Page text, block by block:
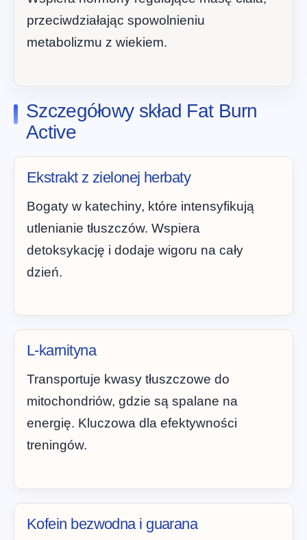
przeciwdziałając spowolnieniu
metabolizmu z wiekiem.
Szczegółowy skład Fat Burn
Active
Ekstrakt z zielonej herbaty
Bogaty w katechiny, które intensyfikują
utlenianie tłuszczów. Wspiera
detoksykację i dodaje wigoru na cały
dzień.
L-karnityna
Transportuje kwasy tłuszczowe do
mitochondriów, gdzie są spalane na
energię. Kluczowa dla efektywności
treningów.
Kofein bezwodna i guarana